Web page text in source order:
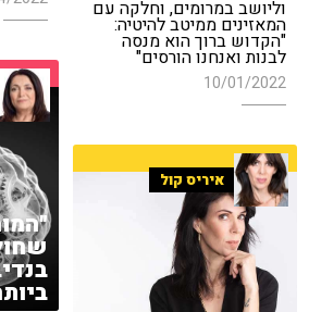
וליושב במרומים, וחלקה עם
המאזינים ממיטב להיטיה:
"הקדוש ברוך הוא מנסה
לבנות ואנחנו הורסים"
10/01/2022
איריס קול